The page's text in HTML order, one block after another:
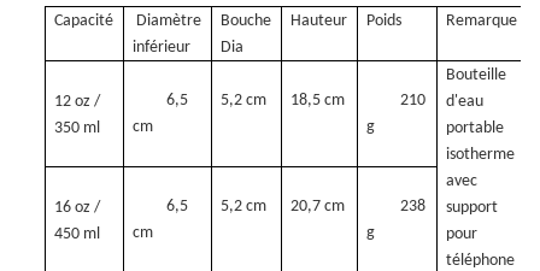
Capacité
Diamètre
inférieur
Bouche
Dia
Hauteur Poids Remarque
12 oz /
350 ml
6,5
cm
5,2 cm 18,5 cm
210
g
Bouteille
d'eau
portable
isotherme
avec
support
pour
téléphone
16 oz /
450 ml
6,5
cm
5,2 cm 20,7 cm
238
g